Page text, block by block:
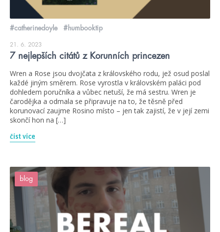
#catherinedoyle #humbooktip
21. 6. 2023
7 nejlepších citátů z Korunních princezen
Wren a Rose jsou dvojčata z královského rodu, jež osud poslal
každé jiným směrem. Rose vyrostla v královském paláci pod
dohledem poručníka a vůbec netuší, že má sestru. Wren je
čarodějka a odmala se připravuje na to, že těsně před
korunovací zaujme Rosino místo – jen tak zajistí, že v její zemi
skončí hon na […]
číst více
blog